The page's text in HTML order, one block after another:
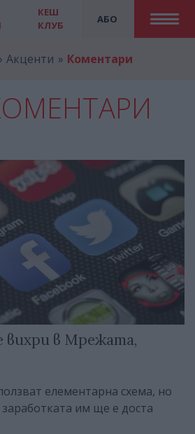
АБО
КЕШ
КЛУБ
Акценти Коментари
вихри в Мрежата,
елементарна схема, но
им ще е доста